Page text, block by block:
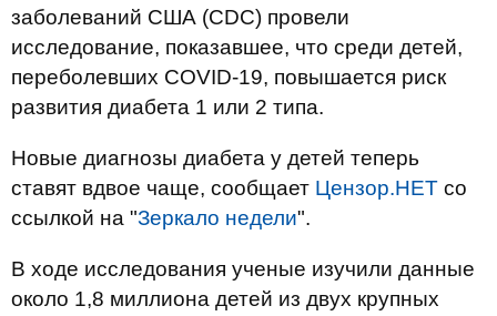
заболеваний США (CDC) провели
исследование, показавшее, что среди детей,
переболевших COVID-19, повышается риск
развития диабета 1 или 2 типа.
Новые диагнозы диабета у детей теперь
ставят вдвое чаще, сообщает Цензор.НЕТ со
ссылкой на "Зеркало недели".
В ходе исследования ученые изучили данные
около 1,8 миллиона детей из двух крупных